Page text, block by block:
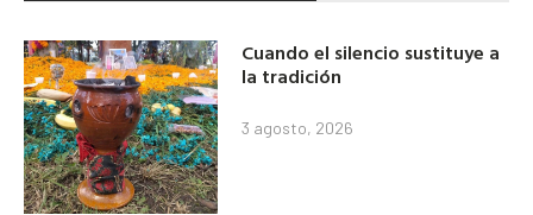
Cuando el silencio sustituye a
la tradición
3 agosto, 2026